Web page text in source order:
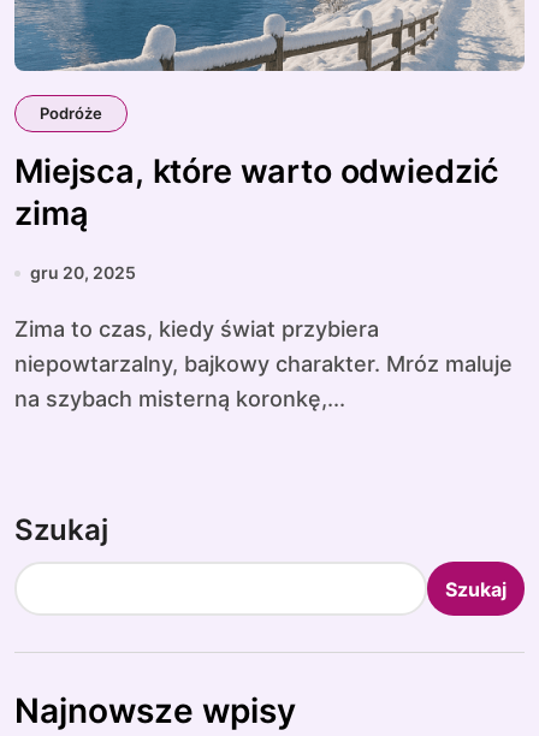
Podróże
Miejsca, które warto odwiedzić
zimą
gru 20, 2025
Zima to czas, kiedy świat przybiera
niepowtarzalny, bajkowy charakter. Mróz maluje
na szybach misterną koronkę,...
Szukaj
Szukaj
Najnowsze wpisy